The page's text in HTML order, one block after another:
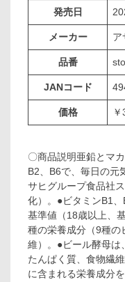
発売日
メーカー
品番
JANコード
価格
〇商品説明亜鉛とマ
B2、B6で、毎日の元
サヒグループ食品社
化）。●ビタミンB1
基準値（18歳以上、
種の栄養成分（9種の
維）。●ビール酵母は
たんぱく質、食物繊
に含まれる栄養成分